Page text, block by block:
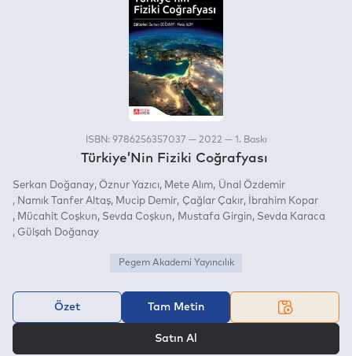
ISBN: 9786256357037 — 2022 — 1. Baskı
Türkiye’Nin Fiziki Coğrafyası
Serkan Doğanay Öznur Yazıcı Mete Alım
Ünal Özdemir
Namık Tanfer Altaş
Mucip Demir Çağlar Çakır
İbrahim Kopar
Mücahit Coşkun
Sevda Coşkun Mustafa Girgin
Sevda Karaca
Gülşah Doğanay
Pegem Akademi Yayıncılık
Özet Tam Metin
Satın Al